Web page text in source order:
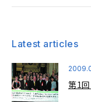
Latest articles
第1